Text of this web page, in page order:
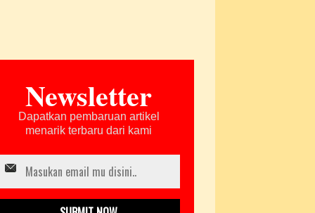
Newsletter
Dapatkan pembaruan artikel
menarik terbaru dari kami